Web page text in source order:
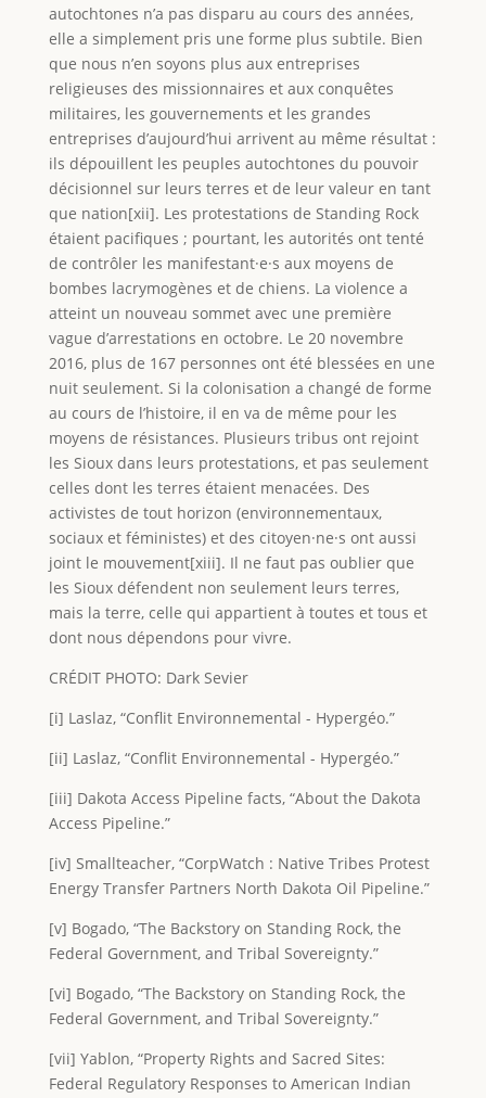
autochtones n’a pas disparu au cours des années,
elle a simplement pris une forme plus subtile. Bien
que nous n’en soyons plus aux entreprises
religieuses des missionnaires et aux conquêtes
militaires, les gouvernements et les grandes
entreprises d’aujourd’hui arrivent au même résultat :
ils dépouillent les peuples autochtones du pouvoir
décisionnel sur leurs terres et de leur valeur en tant
que nation[xii]. Les protestations de Standing Rock
étaient pacifiques ; pourtant, les autorités ont tenté
de contrôler les manifestant·e·s aux moyens de
bombes lacrymogènes et de chiens. La violence a
atteint un nouveau sommet avec une première
vague d’arrestations en octobre. Le 20 novembre
2016, plus de 167 personnes ont été blessées en une
nuit seulement. Si la colonisation a changé de forme
au cours de l’histoire, il en va de même pour les
moyens de résistances. Plusieurs tribus ont rejoint
les Sioux dans leurs protestations, et pas seulement
celles dont les terres étaient menacées. Des
activistes de tout horizon (environnementaux,
sociaux et féministes) et des citoyen·ne·s ont aussi
joint le mouvement[xiii]. Il ne faut pas oublier que
les Sioux défendent non seulement leurs terres,
mais la terre, celle qui appartient à toutes et tous et
dont nous dépendons pour vivre.
CRÉDIT PHOTO: Dark Sevier
[i] Laslaz, “Conflit Environnemental - Hypergéo.”
[ii] Laslaz, “Conflit Environnemental - Hypergéo.”
[iii] Dakota Access Pipeline facts, “About the Dakota
Access Pipeline.”
[iv] Smallteacher, “CorpWatch : Native Tribes Protest
Energy Transfer Partners North Dakota Oil Pipeline.”
[v] Bogado, “The Backstory on Standing Rock, the
Federal Government, and Tribal Sovereignty.”
[vi] Bogado, “The Backstory on Standing Rock, the
Federal Government, and Tribal Sovereignty.”
[vii] Yablon, “Property Rights and Sacred Sites:
Federal Regulatory Responses to American Indian